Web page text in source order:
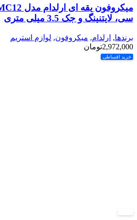
سی، لایتنینگ و جک 3.5 میلی متری
برندها, ارلدام, میکروفون, لوازم استریم
2,972,000تومان
خرید اقساطی